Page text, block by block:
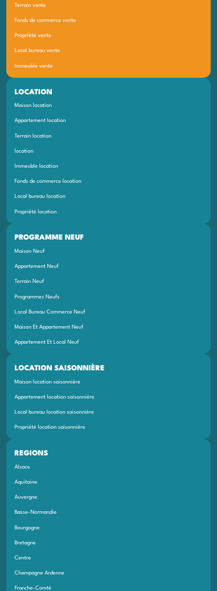
Terrain vente
Local bureau vente
Immeuble vente
Fonds de commerce vente
Propriété vente
LOCATION
Maison location
Appartement location
Terrain location
Local bureau location
Propriété location
location
Immeuble location
Fonds de commerce location
PROGRAMME NEUF
Programmes Neufs
Appartement Neuf
Maison Neuf
Local Bureau Commerce Neuf
Terrain Neuf
Maison Et Appartement Neuf
Appartement Et Local Neuf
LOCATION SAISONNIÈRE
Maison location saisonnière
Appartement location saisonnière
Local bureau location saisonnière
Propriété location saisonnière
REGIONS
Alsace
Aquitaine
Auvergne
Basse-Normandie
Bourgogne
Bretagne
Centre
Champagne Ardenne
Franche-Comté